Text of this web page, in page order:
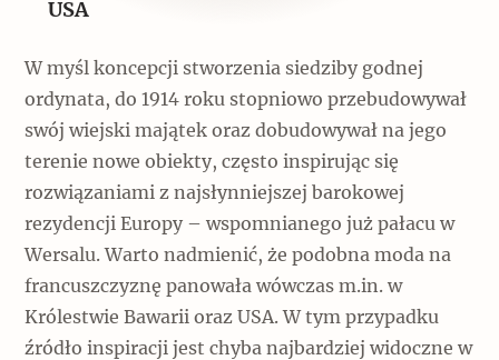
USA
W myśl koncepcji stworzenia siedziby godnej
ordynata, do 1914 roku stopniowo przebudowywał
swój wiejski majątek oraz dobudowywał na jego
terenie nowe obiekty, często inspirując się
rozwiązaniami z najsłynniejszej barokowej
rezydencji Europy – wspomnianego już pałacu w
Wersalu. Warto nadmienić, że podobna moda na
francuszczyznę panowała wówczas m.in. w
Królestwie Bawarii oraz USA. W tym przypadku
źródło inspiracji jest chyba najbardziej widoczne w